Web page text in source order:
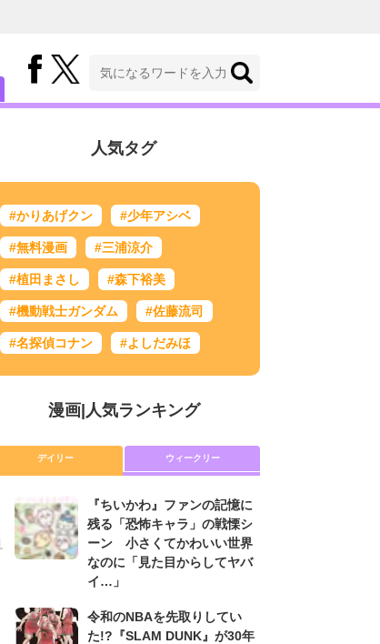
人気タグ
#かりあげクン #少年アシベ
#無料漫画 #三浦涼介
#植田まさし #森下裕美
#機動戦士ガンダム #佐藤流司
#名探偵コナン #よしだみほ
漫画| 人気ランキング
デイリー ウィークリー
『ちいかわ』ファンの記憶に
残る「恐怖キャラ」の戦慄シ
ーン 小さくてかわいい世界
なのに「見た目からしてヤバ
イ…」
令和のNBAを先取りしてい
た!?『SLAM DUNK』が30年